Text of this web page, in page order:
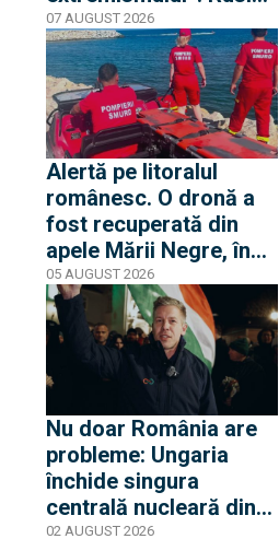
declară „indizerabilă”
fundația Iuliei Navalnia,
soția opozantului
Aleksei Navalnîi, ucis
în închisorile siberiene
07 AUGUST 2026
Alertă pe litoralul
românesc. O dronă a
fost recuperată din
apele Mării Negre, în
apropierea plajei Loft
din Mamaia
05 AUGUST 2026
Nu doar România are
probleme: Ungaria
închide singura
centrală nucleară din
cauza nivelului Dunării
02 AUGUST 2026